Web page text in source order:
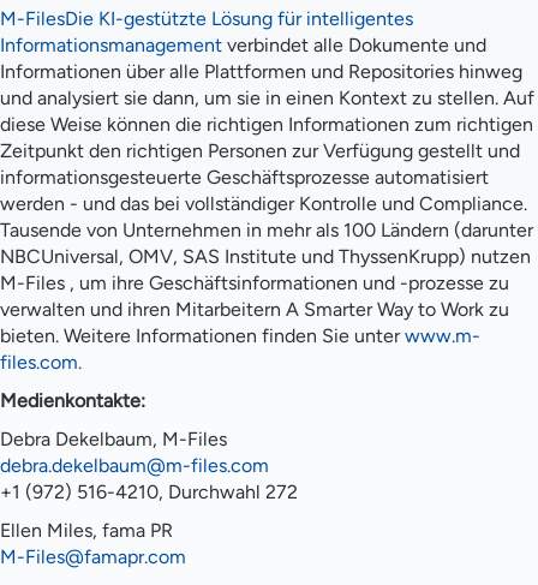
M-FilesDie KI-gestützte Lösung für intelligentes
Informationsmanagement verbindet alle Dokumente und
Informationen über alle Plattformen und Repositories hinweg
und analysiert sie dann, um sie in einen Kontext zu stellen. Auf
diese Weise können die richtigen Informationen zum richtigen
Zeitpunkt den richtigen Personen zur Verfügung gestellt und
informationsgesteuerte Geschäftsprozesse automatisiert
werden - und das bei vollständiger Kontrolle und Compliance.
Tausende von Unternehmen in mehr als 100 Ländern (darunter
NBCUniversal, OMV, SAS Institute und ThyssenKrupp) nutzen
M-Files , um ihre Geschäftsinformationen und -prozesse zu
verwalten und ihren Mitarbeitern A Smarter Way to Work zu
bieten. Weitere Informationen finden Sie unterwww.m-
files.com.
Medienkontakte:
Debra Dekelbaum, M-Files
debra.dekelbaum@m-files.com
+1 (972) 516-4210, Durchwahl 272
Ellen Miles, fama PR
M-Files@famapr.com